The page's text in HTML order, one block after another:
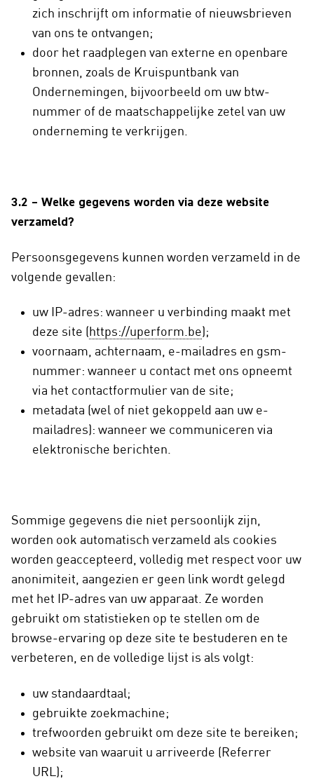
zich inschrijft om informatie of nieuwsbrieven
van ons te ontvangen;
door het raadplegen van externe en openbare
bronnen, zoals de Kruispuntbank van
Ondernemingen, bijvoorbeeld om uw btw-
nummer of de maatschappelijke zetel van uw
onderneming te verkrijgen.
3.2 – Welke gegevens worden via deze website
verzameld?
Persoonsgegevens kunnen worden verzameld in de
volgende gevallen:
uw IP-adres: wanneer u verbinding maakt met
deze site (
https://uperform.be);
voornaam, achternaam, e-mailadres en gsm-
nummer: wanneer u contact met ons opneemt
via het contactformulier van de site;
metadata (wel of niet gekoppeld aan uw e-
mailadres): wanneer we communiceren via
elektronische berichten.
Sommige gegevens die niet persoonlijk zijn,
worden ook automatisch verzameld als cookies
worden geaccepteerd, volledig met respect voor uw
anonimiteit, aangezien er geen link wordt gelegd
met het IP-adres van uw apparaat. Ze worden
gebruikt om statistieken op te stellen om de
browse-ervaring op deze site te bestuderen en te
verbeteren, en de volledige lijst is als volgt:
uw standaardtaal;
gebruikte zoekmachine;
trefwoorden gebruikt om deze site te bereiken;
website van waaruit u arriveerde (Referrer
URL);